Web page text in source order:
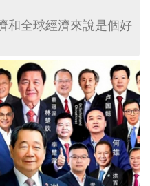
和全球經濟來說是個好